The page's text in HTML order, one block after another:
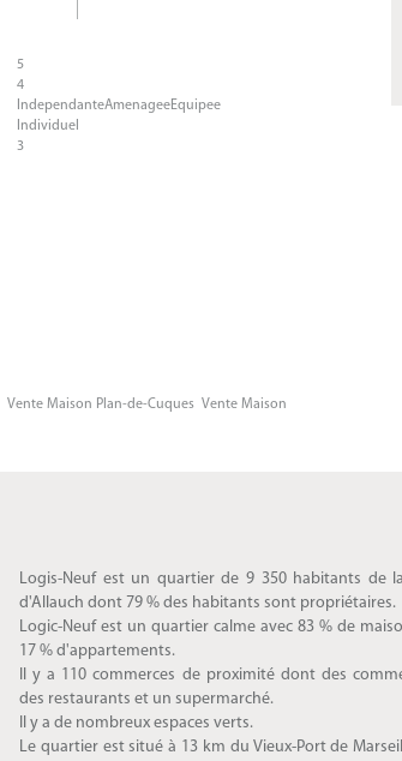
5
4
IndependanteAmenageeEquipee
Individuel
3
Vente Maison Plan-de-Cuques Vente Maison
Logis-Neuf est un quartier de 9 350 habitants de
d'Allauch dont 79 % des habitants sont propriétaires.
Logic-Neuf est un quartier calme avec 83 % de
17 % d'appartements.
Il y a 110 commerces de proximité dont des
des restaurants et un supermarché.
Il y a de nombreux espaces verts.
Le quartier est situé à 13 km du Vieux-Port de